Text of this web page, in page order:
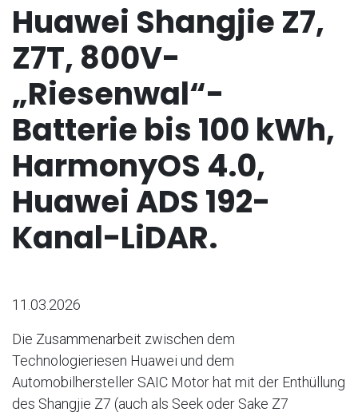
Huawei Shangjie Z7,
Z7T, 800V-
„Riesenwal“-
Batterie bis 100 kWh,
HarmonyOS 4.0,
Huawei ADS 192-
Kanal-LiDAR.
11.03.2026
Die Zusammenarbeit zwischen dem
Technologieriesen Huawei und dem
Automobilhersteller SAIC Motor hat mit der Enthüllung
des Shangjie Z7 (auch als Seek oder Sake Z7